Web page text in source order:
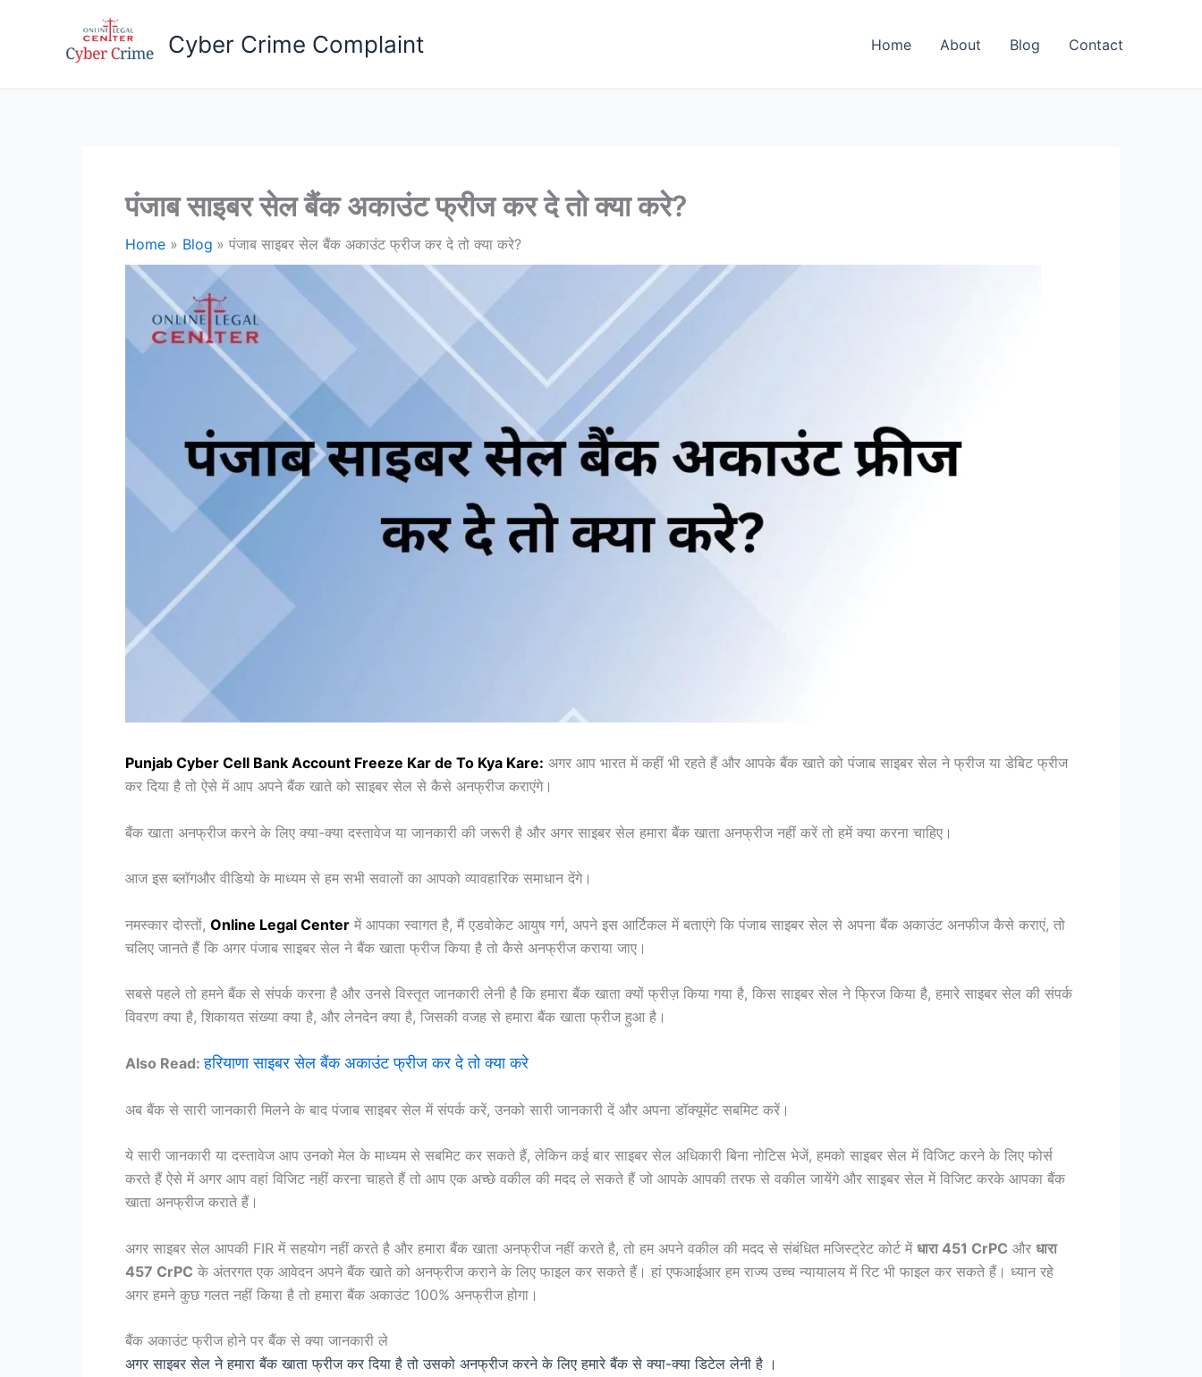
Cyber Crime Complaint Home About Blog Contact
पंजाब साइबर सेल बैंक अकाउंट फ्रीज कर दे तो क्या करे?
Home Blog पंजाब साइबर सेल बैंक अकाउंट फ्रीज कर दे तो क्या करे?
Punjab Cyber Cell Bank Account Freeze Kar de To Kya Kare: अगर आप भारत में कहीं भी रहते हैं और आपके बैंक खाते को पंजाब साइबर सेल ने फ्रीज या डेबिट फ्रीज
कर दिया है तो ऐसे में आप अपने बैंक खाते को साइबर सेल से कैसे अनफ्रीज कराएंगे।
बैंक खाता अनफ्रीज करने के लिए क्या-क्या दस्तावेज या जानकारी की जरूरी है और अगर साइबर सेल हमारा बैंक खाता अनफ्रीज नहीं करें तो हमें क्या करना चाहिए।
आज इस ब्लॉगऔर वीडियो के माध्यम से हम सभी सवालों का आपको व्यावहारिक समाधान देंगे।
नमस्कार दोस्तों, Online Legal Center में आपका स्वागत है, मैं एडवोकेट आयुष गर्ग, अपने इस आर्टिकल में बताएंगे कि पंजाब साइबर सेल से अपना बैंक अकाउंट अनफीज कैसे कराएं, तो
चलिए जानते हैं कि अगर पंजाब साइबर सेल ने बैंक खाता फ्रीज किया है तो कैसे अनफ्रीज कराया जाए।
सबसे पहले तो हमने बैंक से संपर्क करना है और उनसे विस्तृत जानकारी लेनी है कि हमारा बैंक खाता क्यों फ्रीज़ किया गया है, किस साइबर सेल ने फ्रिज किया है, हमारे साइबर सेल की संपर्क
विवरण क्या है, शिकायत संख्या क्या है, और लेनदेन क्या है, जिसकी वजह से हमारा बैंक खाता फ्रीज हुआ है।
Also Read:हरियाणा साइबर सेल बैंक अकाउंट फ्रीज कर दे तो क्या करे
अब बैंक से सारी जानकारी मिलने के बाद पंजाब साइबर सेल में संपर्क करें, उनको सारी जानकारी दें और अपना डॉक्यूमेंट सबमिट करें।
ये सारी जानकारी या दस्तावेज आप उनको मेल के माध्यम से सबमिट कर सकते हैं, लेकिन कई बार साइबर सेल अधिकारी बिना नोटिस भेजें, हमको साइबर सेल में विजिट करने के लिए फोर्स
करते हैं ऐसे में अगर आप वहां विजिट नहीं करना चाहते हैं तो आप एक अच्छे वकील की मदद ले सकते हैं जो आपके आपकी तरफ से वकील जायेंगे और साइबर सेल में विजिट करके आपका बैंक
खाता अनफ्रीज कराते हैं।
अगर साइबर सेल आपकी FIR में सहयोग नहीं करते है और हमारा बैंक खाता अनफ्रीज नहीं करते है, तो हम अपने वकील की मदद से संबंधित मजिस्ट्रेट कोर्ट में धारा 451 CrPC और धारा
457 CrPC के अंतरगत एक आवेदन अपने बैंक खाते को अनफ्रीज कराने के लिए फाइल कर सकते हैं। हां एफआईआर हम राज्य उच्च न्यायालय में रिट भी फाइल कर सकते हैं। ध्यान रहे
अगर हमने कुछ गलत नहीं किया है तो हमारा बैंक अकाउंट 100% अनफ्रीज होगा।
बैंक अकाउंट फ्रीज होने पर बैंक से क्या जानकारी ले
अगर साइबर सेल ने हमारा बैंक खाता फ्रीज कर दिया है तो उसको अनफ्रीज करने के लिए हमारे बैंक से क्या-क्या डिटेल लेनी है ।